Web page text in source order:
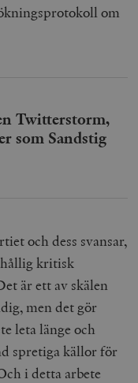
om
Twitterstorm,
som Sandstig
och dess svansar,
kritisk
är ett av skälen
men det gör
leta länge och
spretiga källor för
i detta arbete